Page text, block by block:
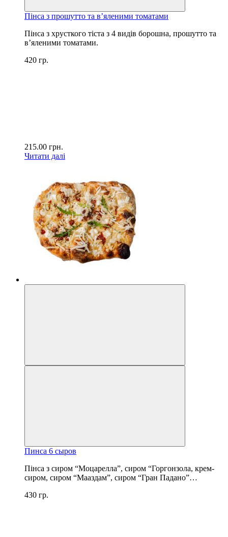
Пінса з прошутто та в’яленими томатами
Пінса з хрусткого тіста з 4 видів борошна, прошутто та
в’яленими томатами.
420 гр.
215.00 грн.
Читати далі
Пинса 6 сыров
Пінса з сиром “Моцарелла”, сиром “Горгонзола, крем-
сиром, сиром “Мааздам”, сиром “Гран Падано”…
430 гр.